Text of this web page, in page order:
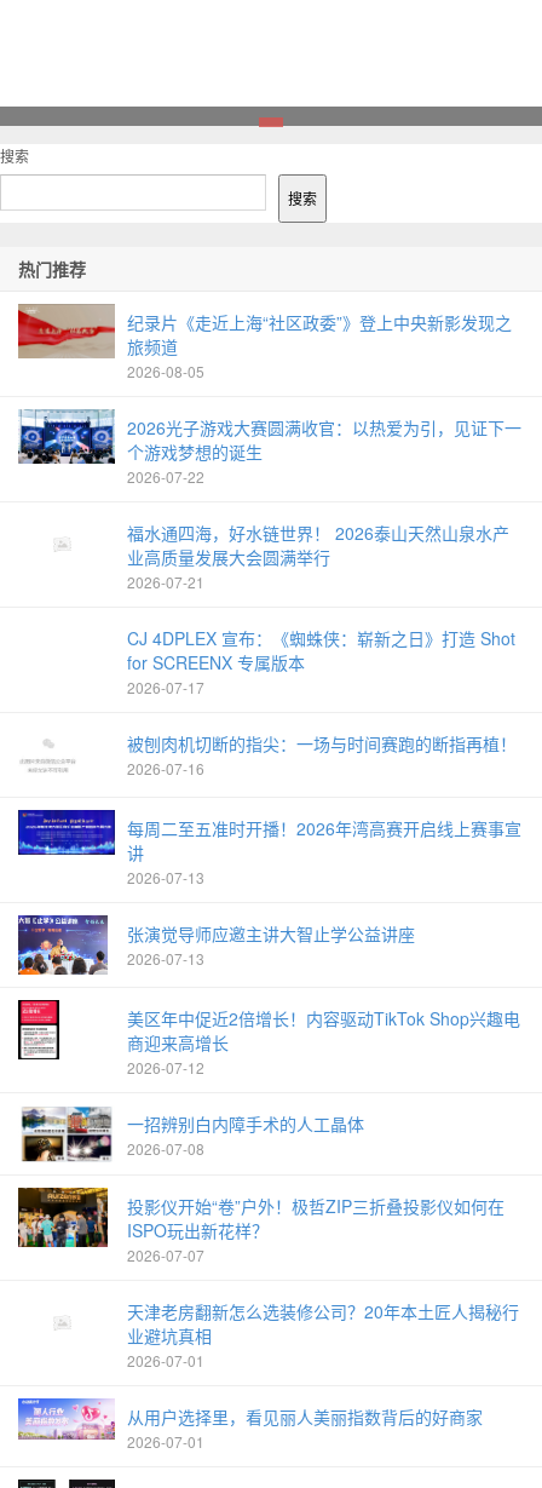
搜索
搜索
热门推荐
纪录片《走近上海“社区政委”》登上中央新影发现之
旅频道
2026-08-05
2026光子游戏大赛圆满收官：以热爱为引，见证下一
个游戏梦想的诞生
2026-07-22
福水通四海，好水链世界！ 2026泰山天然山泉水产
业高质量发展大会圆满举行
2026-07-21
CJ 4DPLEX 宣布：《蜘蛛侠：崭新之日》打造 Shot
for SCREENX 专属版本
2026-07-17
被刨肉机切断的指尖：一场与时间赛跑的断指再植！
2026-07-16
每周二至五准时开播！2026年湾高赛开启线上赛事宣
讲
2026-07-13
张演觉导师应邀主讲大智止学公益讲座
2026-07-13
美区年中促近2倍增长！内容驱动TikTok Shop兴趣电
商迎来高增长
2026-07-12
一招辨别白内障手术的人工晶体
2026-07-08
投影仪开始“卷”户外！极哲ZIP三折叠投影仪如何在
ISPO玩出新花样？
2026-07-07
天津老房翻新怎么选装修公司？20年本土匠人揭秘行
业避坑真相
2026-07-01
从用户选择里，看见丽人美丽指数背后的好商家
2026-07-01